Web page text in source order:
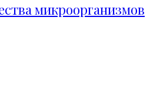
микроорганизмов